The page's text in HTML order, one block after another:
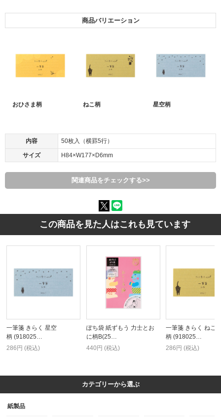
商品バリエーション
おひさま柄 ねこ柄 星空柄
内容 50枚入（横罫5行）
サイズ H84×W177×D6mm
関連商品をチェックする>>
この商品を見た人はこれも見ています
一筆箋 きらく 星空
柄 (918025…
286円 (税込)
ぽち袋 紙ずもう 力士とお
に柄B(25…
440円 (税込)
一筆箋 きらく ねこ
柄 (918025…
286円 (税込)
カテゴリーから選ぶ
紙製品